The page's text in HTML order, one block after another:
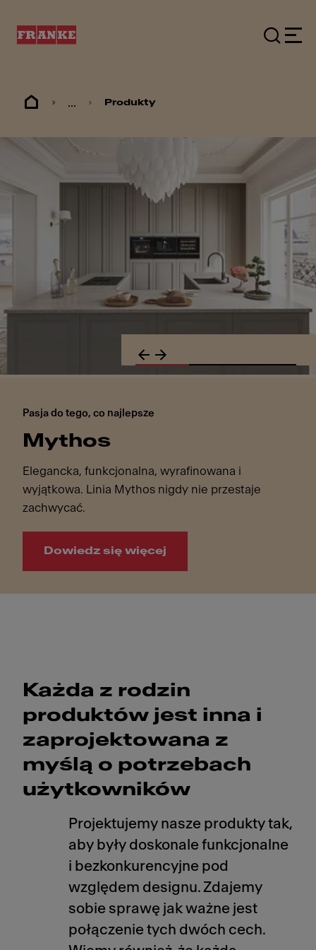
... Produkty
Pasja do tego, co najlepsze
Mythos
Elegancka, funkcjonalna, wyrafinowana i
wyjątkowa. Linia Mythos nigdy nie przestaje
zachwycać.
Dowiedz się więcej
Każda z rodzin
produktów jest inna i
zaprojektowana z
myślą o potrzebach
użytkowników
Projektujemy nasze produkty tak,
aby były doskonale funkcjonalne
i bezkonkurencyjne pod
względem designu. Zdajemy
sobie sprawę jak ważne jest
połączenie tych dwóch cech.